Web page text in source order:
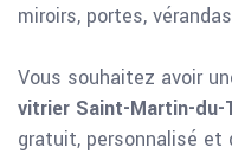
miroirs, portes,
Vous souhaitez avoir
vitrier Saint-Martin-du-
gratuit, personnalisé